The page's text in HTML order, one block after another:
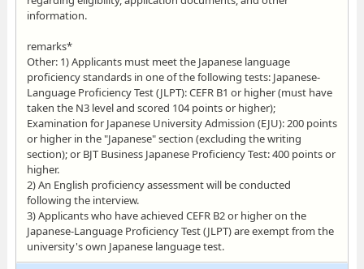
information.
remarks*
Other: 1) Applicants must meet the Japanese language
proficiency standards in one of the following tests: Japanese-
Language Proficiency Test (JLPT): CEFR B1 or higher (must have
taken the N3 level and scored 104 points or higher);
Examination for Japanese University Admission (EJU): 200 points
or higher in the "Japanese" section (excluding the writing
section); or BJT Business Japanese Proficiency Test: 400 points or
higher.
2) An English proficiency assessment will be conducted
following the interview.
3) Applicants who have achieved CEFR B2 or higher on the
Japanese-Language Proficiency Test (JLPT) are exempt from the
university's own Japanese language test.